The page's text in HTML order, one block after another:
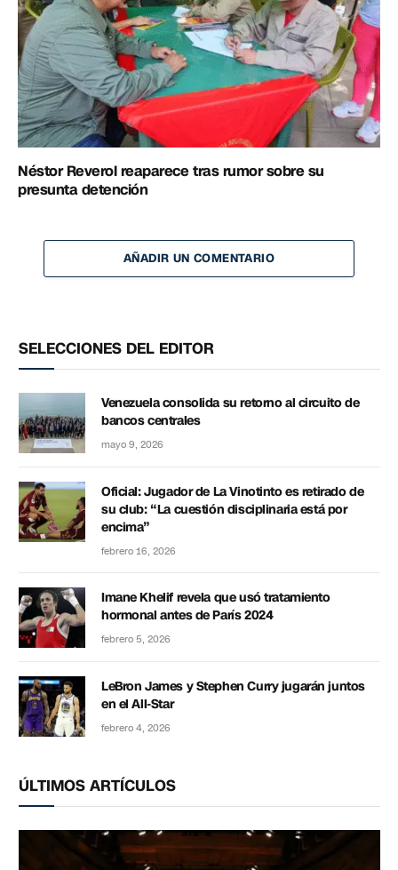
Néstor Reverol reaparece tras rumor sobre su
presunta detención
AÑADIR UN COMENTARIO
SELECCIONES DEL EDITOR
Venezuela consolida su retorno al circuito de
bancos centrales
mayo 9, 2026
Oficial: Jugador de La Vinotinto es retirado de
su club: “La cuestión disciplinaria está por
encima”
febrero 16, 2026
Imane Khelif revela que usó tratamiento
hormonal antes de París 2024
febrero 5, 2026
LeBron James y Stephen Curry jugarán juntos
en el All-Star
febrero 4, 2026
ÚLTIMOS ARTÍCULOS